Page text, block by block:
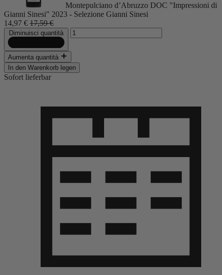
Montepulciano d’Abruzzo DOC "Impressioni di
Gianni Sinesi" 2023 - Selezione Gianni Sinesi
14,97 € 17,59 €
Diminuisci quantità
Aumenta quantità
In den Warenkorb legen
Sofort lieferbar